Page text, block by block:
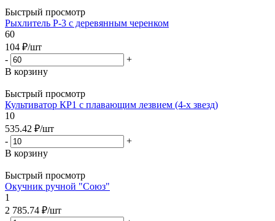
Быстрый просмотр
Рыхлитель Р-3 с деревянным черенком
60
104 ₽/шт
-
+
В корзину
Быстрый просмотр
Культиватор КР1 с плавающим лезвием (4-х звезд)
10
535.42 ₽/шт
-
+
В корзину
Быстрый просмотр
Окучник ручной "Союз"
1
2 785.74 ₽/шт